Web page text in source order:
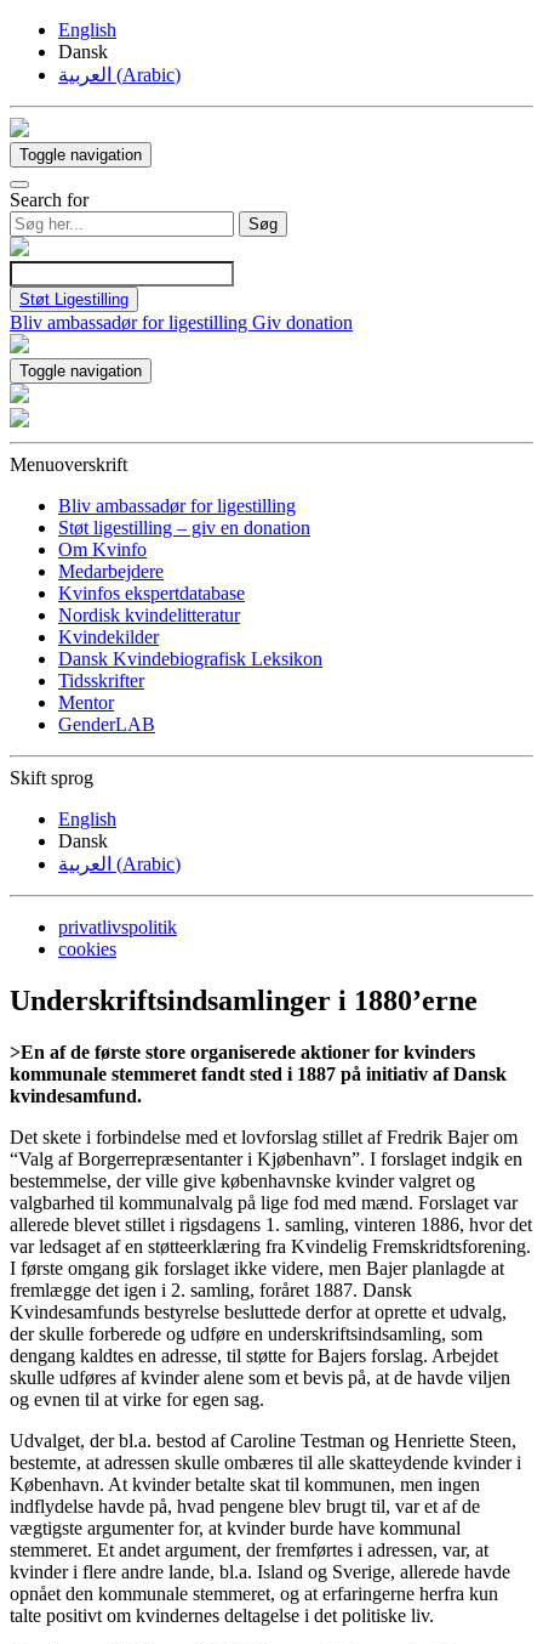
English
Dansk
العربية (Arabic)
Toggle navigation
Search for
Søg
Støt Ligestilling
Bliv ambassadør for ligestilling Giv donation
Toggle navigation
Menuoverskrift
Bliv ambassadør for ligestilling
Støt ligestilling – giv en donation
Om Kvinfo
Medarbejdere
Kvinfos ekspertdatabase
Nordisk kvindelitteratur
Kvindekilder
Dansk Kvindebiografisk Leksikon
Tidsskrifter
Mentor
GenderLAB
Skift sprog
English
Dansk
العربية (Arabic)
privatlivspolitik
cookies
Underskriftsindsamlinger i 1880’erne
>En af de første store organiserede aktioner for kvinders
kommunale stemmeret fandt sted i 1887 på initiativ af Dansk
kvindesamfund.
Det skete i forbindelse med et lovforslag stillet af Fredrik Bajer om
“Valg af Borgerrepræsentanter i Kjøbenhavn”. I forslaget indgik en
bestemmelse, der ville give københavnske kvinder valgret og
valgbarhed til kommunalvalg på lige fod med mænd. Forslaget var
allerede blevet stillet i rigsdagens 1. samling, vinteren 1886, hvor det
var ledsaget af en støtteerklæring fra Kvindelig Fremskridtsforening.
I første omgang gik forslaget ikke videre, men Bajer planlagde at
fremlægge det igen i 2. samling, foråret 1887. Dansk
Kvindesamfunds bestyrelse besluttede derfor at oprette et udvalg,
der skulle forberede og udføre en underskriftsindsamling, som
dengang kaldtes en adresse, til støtte for Bajers forslag. Arbejdet
skulle udføres af kvinder alene som et bevis på, at de havde viljen
og evnen til at virke for egen sag.
Udvalget, der bl.a. bestod af Caroline Testman og Henriette Steen,
bestemte, at adressen skulle ombæres til alle skatteydende kvinder i
København. At kvinder betalte skat til kommunen, men ingen
indflydelse havde på, hvad pengene blev brugt til, var et af de
vægtigste argumenter for, at kvinder burde have kommunal
stemmeret. Et andet argument, der fremførtes i adressen, var, at
kvinder i flere andre lande, bl.a. Island og Sverige, allerede havde
opnået den kommunale stemmeret, og at erfaringerne herfra kun
talte positivt om kvindernes deltagelse i det politiske liv.